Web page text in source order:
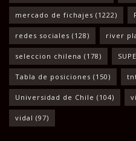
mercado de fichajes (1222)
redes sociales (128) river
seleccion chilena (178)
Tabla de posiciones (150)
Universidad de Chile (104)
vidal (97)